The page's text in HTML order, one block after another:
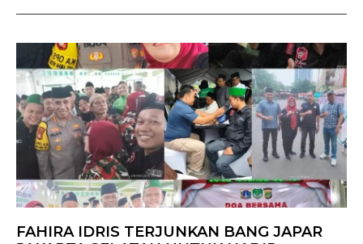
FAHIRA IDRIS TERJUNKAN BANG JAPAR